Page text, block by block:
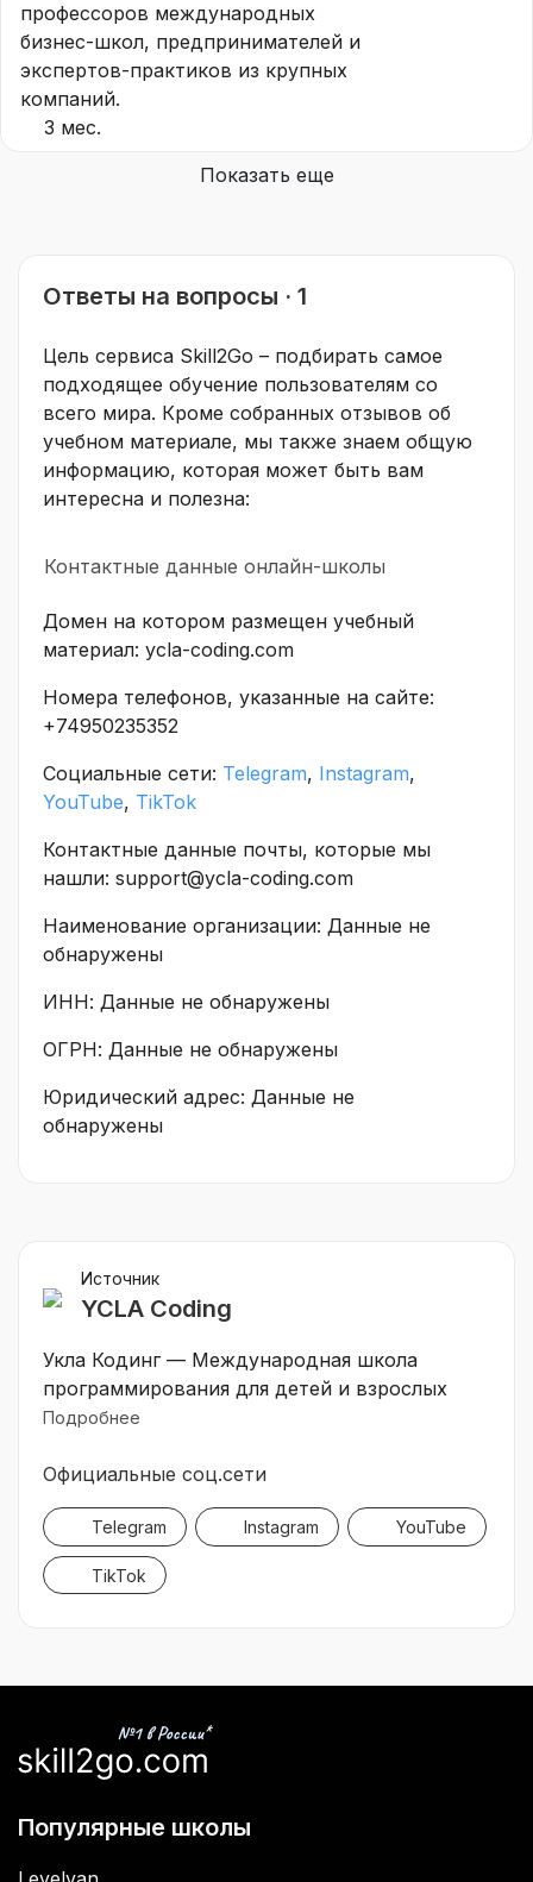
профессоров международных
бизнес-школ, предпринимателей и
экспертов-практиков из крупных
компаний.
3 мес.
Показать еще
Ответы на вопросы · 1
Цель сервиса Skill2Go – подбирать самое
подходящее обучение пользователям со
всего мира. Кроме собранных отзывов об
учебном материале, мы также знаем общую
информацию, которая может быть вам
интересна и полезна:
Контактные данные онлайн-школы
Домен на котором размещен учебный
материал: ycla-coding.com
Номера телефонов, указанные на сайте:
+74950235352
Социальные сети: Telegram, Instagram,
YouTube, TikTok
Контактные данные почты, которые мы
нашли: support@ycla-coding.com
Наименование организации: Данные не
обнаружены
ИНН: Данные не обнаружены
ОГРН: Данные не обнаружены
Юридический адрес: Данные не
обнаружены
Источник
YCLA Coding
Укла Кодинг — Международная школа
программирования для детей и взрослых
Подробнее
Официальные соц.сети
Telegram Instagram YouTube
TikTok
Популярные школы